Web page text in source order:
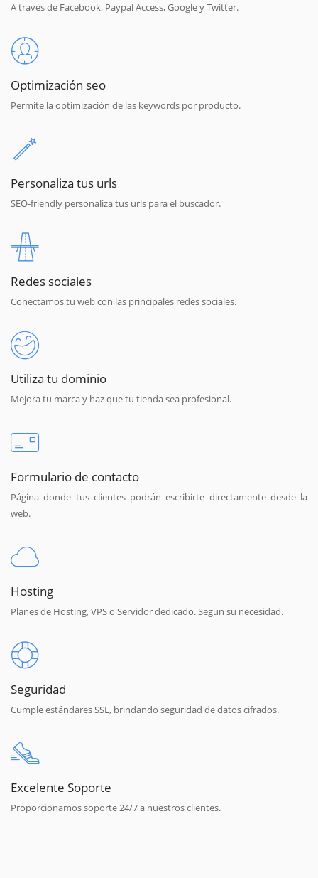
A través de Facebook, Paypal Access, Google y Twitter.
Optimización seo
Permite la optimización de las keywords por producto.
Personaliza tus urls
SEO-friendly personaliza tus urls para el buscador.
Redes sociales
Conectamos tu web con las principales redes sociales.
Utiliza tu dominio
Mejora tu marca y haz que tu tienda sea profesional.
Formulario de contacto
Página donde tus clientes podrán escribirte directamente desde la
web.
Hosting
Planes de Hosting, VPS o Servidor dedicado. Segun su necesidad.
Seguridad
Cumple estándares SSL, brindando seguridad de datos cifrados.
Excelente Soporte
Proporcionamos soporte 24/7 a nuestros clientes.